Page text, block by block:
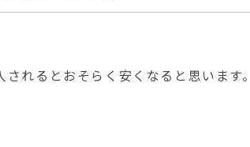
れるとおそらく安くなると思います。